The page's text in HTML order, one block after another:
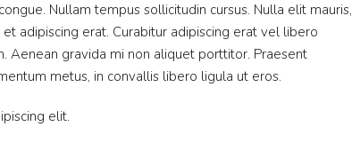
Nullam tempus sollicitudin cursus. Nulla elit mauris,
adipiscing erat. Curabitur adipiscing erat vel libero
Aenean gravida mi non aliquet porttitor. Praesent
metus, in convallis libero ligula ut eros.
elit.